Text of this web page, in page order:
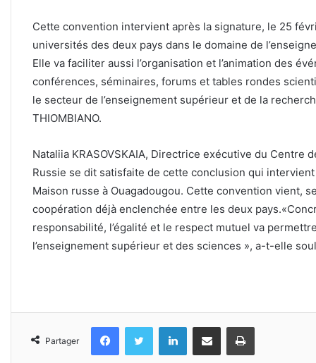
Cette convention intervient après la signature, le 25
universités des deux pays dans le domaine de
Elle va faciliter aussi l’organisation et l’animation des
conférences, séminaires, forums et tables rondes
le secteur de l’enseignement supérieur et de la
THIOMBIANO.
Nataliia KRASOVSKAIA, Directrice exécutive du Centre
Russie se dit satisfaite de cette conclusion qui
Maison russe à Ouagadougou. Cette convention vient,
coopération déjà enclenchée entre les deux
responsabilité, l’égalité et le respect mutuel va
l’enseignement supérieur et des sciences », a-t-elle
Partager
FacebookTwitter LinkedinPartager par email Imprimer